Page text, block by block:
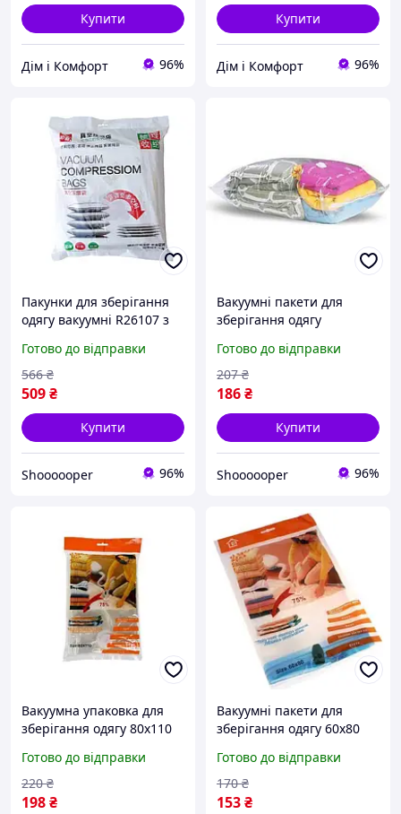
Купити
Дім і Комфорт 96%
Купити
Дім і Комфорт 96%
Пакунки для зберігання
одягу вакуумні R26107 з
Готово до відправки
509₴
566 ₴
Купити
Shoooooper 96%
Вакуумні пакети для
зберігання одягу
Готово до відправки
186₴
207 ₴
Купити
Shoooooper 96%
Вакуумна упаковка для
зберігання одягу 80х110
Готово до відправки
198₴
220 ₴
Вакуумні пакети для
зберігання одягу 60х80
Готово до відправки
153₴
170 ₴